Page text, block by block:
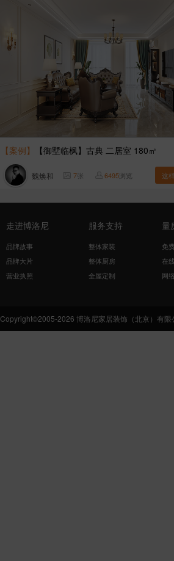
【案例】 【御墅临枫】古典 二居室 180㎡
魏焕和 7张 6495浏览 这
走进博洛尼
品牌故事
品牌大片
营业执照
服务支持
整体家装
整体厨房
全屋定制
量
免
在
网
Copyright©2005-2026 博洛尼家居装饰（北京）有